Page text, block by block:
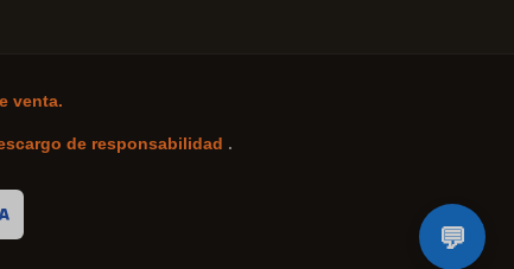
venta.
de responsabilidad .